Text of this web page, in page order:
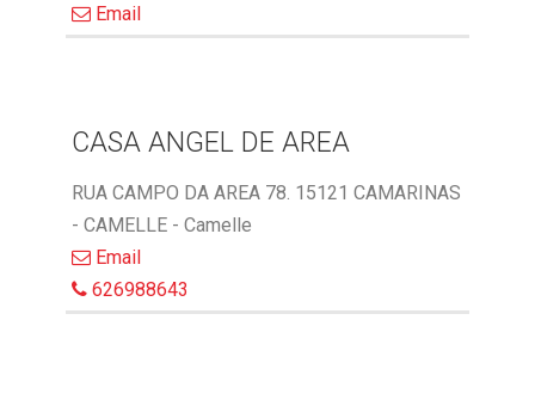
Email
CASA ANGEL DE AREA
RUA CAMPO DA AREA 78. 15121 CAMARINAS
- CAMELLE - Camelle
Email
626988643